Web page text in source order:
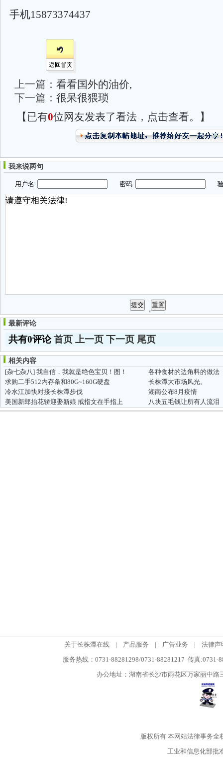
手机15873374437
上一篇： 看看国外的油价,
下一篇： 很呆很猥琐
【已有0位网友发表了看法，点击查看。】
我来说两句
用户名 密码 验
最新评论
共有0评论首页 上一页 下一页 尾页
相关内容
[杂七杂八] 我自信，我就是绝色宝贝！图！
各种食材的边角料的做法
求购二手512内存条和80G~160G硬盘
长株潭大市场风光。
冷水江加快对接长株潭步伐
湖南公布8月疫情
美国新郎抬花轿迎娶新娘 戒指文在手指上
八块五毛钱让所有人流泪
关于长株潭在线 | 产品服务 | 广告业务 |
法律声
服务热线：0731-88281298/0731-88281217 传真:0731-
办公地址：湖南省长沙市雨花区万家丽中
版权所有本网站法律事务全
工业和信息化部批